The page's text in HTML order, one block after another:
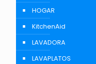
HOGAR
KitchenAid
LAVADORA
LAVAPLATOS